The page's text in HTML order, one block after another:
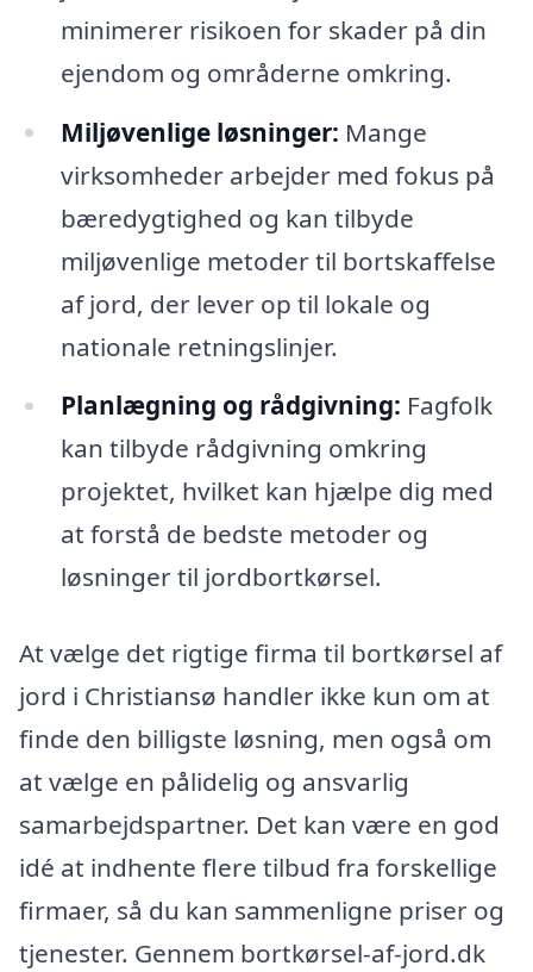
minimerer risikoen for skader på din
ejendom og områderne omkring.
Miljøvenlige løsninger: Mange
virksomheder arbejder med fokus på
bæredygtighed og kan tilbyde
miljøvenlige metoder til bortskaffelse
af jord, der lever op til lokale og
nationale retningslinjer.
Planlægning og rådgivning: Fagfolk
kan tilbyde rådgivning omkring
projektet, hvilket kan hjælpe dig med
at forstå de bedste metoder og
løsninger til jordbortkørsel.
At vælge det rigtige firma til bortkørsel af
jord i Christiansø handler ikke kun om at
finde den billigste løsning, men også om
at vælge en pålidelig og ansvarlig
samarbejdspartner. Det kan være en god
idé at indhente flere tilbud fra forskellige
firmaer, så du kan sammenligne priser og
tjenester. Gennem bortkørsel-af-jord.dk